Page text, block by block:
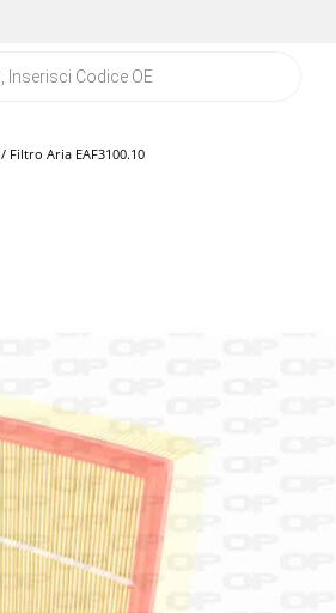
/ Filtro Aria EAF3100.10